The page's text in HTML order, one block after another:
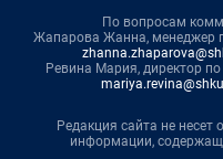
По вопросам
Жапарова Жанна, менеджер
Ревина Мария, директор
Редакция сайта не несет
информации,